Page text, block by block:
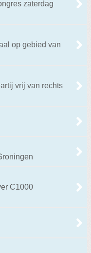
zaterdag
op gebied van
vrij van rechts
C1000